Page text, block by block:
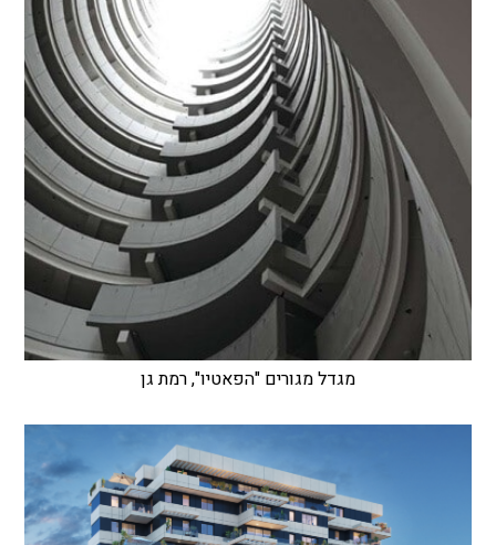
מגדל מגורים "הפאטיו", רמת גן